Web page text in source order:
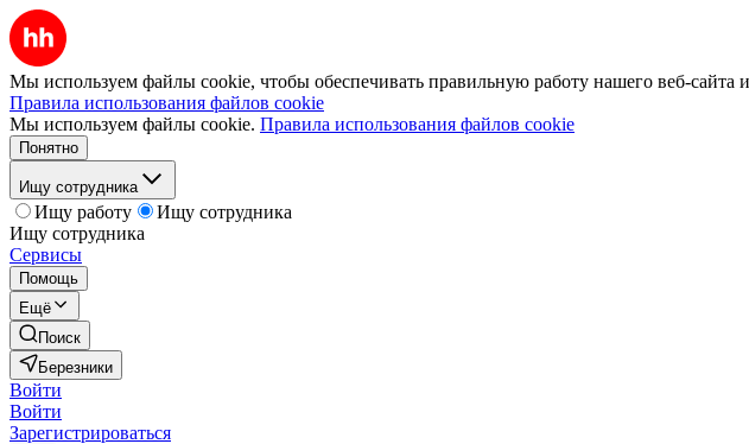
Мы используем файлы cookie, чтобы обеспечивать правильную работу нашего веб-сайта
Правила использования файлов cookie
Мы используем файлы cookie. Правила использования файлов cookie
Понятно
Ищу сотрудника
Ищу работу
Ищу сотрудника
Ищу сотрудника
Сервисы
Помощь
Ещё
Поиск
Березники
Войти
Войти
Зарегистрироваться